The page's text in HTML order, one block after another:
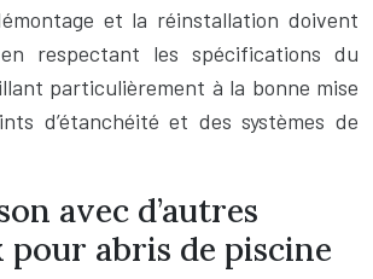
et la réinstallation doivent
respectant les spécifications du
particulièrement à la bonne mise
d’étanchéité et des systèmes de
avec d’autres
abris de piscine